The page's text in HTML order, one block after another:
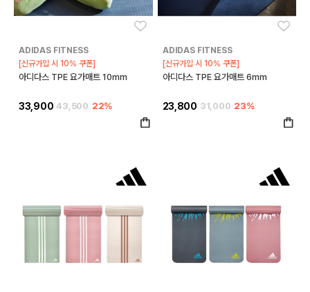
ADIDAS FITNESS
[신규가입 시 10% 쿠폰]
아디다스 TPE 요가매트 10mm
33,900 43,500 22%
ADIDAS FITNESS
[신규가입 시 10% 쿠폰]
아디다스 TPE 요가매트 6mm
23,800 31,000 23%